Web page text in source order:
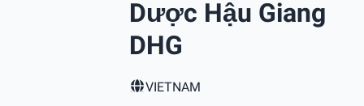
Dược Hậu Giang
DHG
VIETNAM